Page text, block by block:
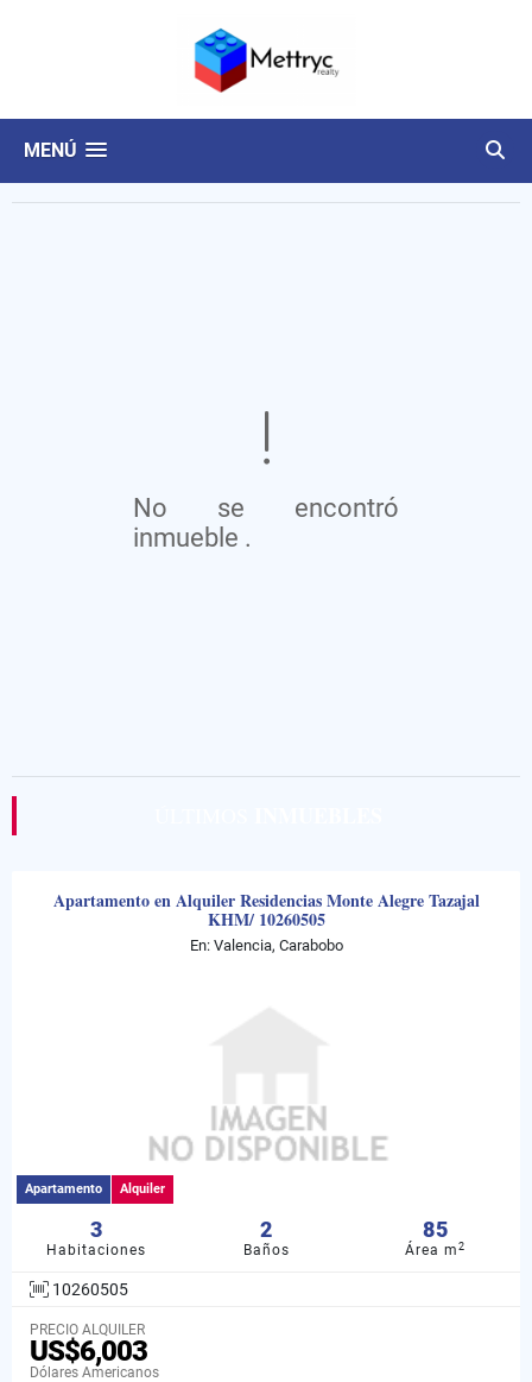
MENÚ
No se encontró
inmueble .
Apartamento en Alquiler Residencias Monte Alegre Tazajal
KHM/ 10260505
En: Valencia, Carabobo
Apartamento Alquiler
3
Habitaciones
2
Baños
85
Área m2
10260505
PRECIO ALQUILER
US$6,003
Dólares Americanos